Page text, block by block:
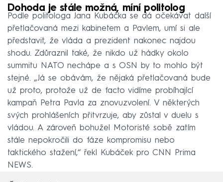
Dohoda je stále možná, míní politolog
Podle politologa Jana Kubáčka se dá očekávat další
přetlačovaná mezi kabinetem a Pavlem, umí si ale
představit, že vláda a prezident nakonec najdou
shodu. Zdůraznil také, že nikdo už hádky okolo
summitu NATO nechápe a s OSN by to mohlo být
stejné. „Já se obávám, že nějaká přetlačovaná bude
už proto, protože už de facto vidíme probíhající
kampaň Petra Pavla za znovuzvolení. V některých
svých prohlášeních přitvrzuje, aby zůstal v duelu s
vládou. A zároveň bohužel Motoristé sobě zatím
stále nepokročili do fáze kompromisu nebo
taktického stažení,“ řekl Kubáček pro CNN Prima
NEWS.